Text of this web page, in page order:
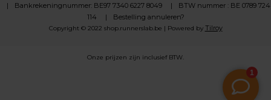
Bankrekeningnummer: BE97 7340 6227 8049
BTW nummer : BE 0789 724
114
Bestelling annuleren?
Copyright © 2022 shop.runnerslab.be | Powered by Tilroy
Onze prijzen zijn inclusief BTW.